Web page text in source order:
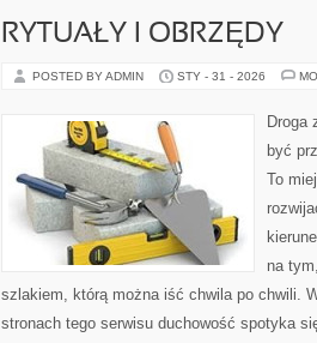
RYTUAŁY I OBRZĘDY
POSTED BY ADMIN STY - 31 - 2026
Droga
być
To
na
szlakiem, którą można iść chwila po chwili.
stronach tego serwisu duchowość spotyka